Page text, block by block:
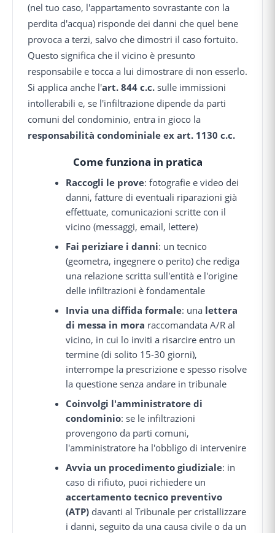
(nel tuo caso, l'appartamento sovrastante con la
perdita d'acqua) risponde dei danni che quel bene
provoca a terzi, salvo che dimostri il caso fortuito.
Questo significa che il vicino è presunto
responsabile e tocca a lui dimostrare di non esserlo.
Si applica anche l'art. 844 c.c. sulle immissioni
intollerabili e, se l'infiltrazione dipende da parti
comuni del condominio, entra in gioco la
responsabilità condominiale ex art. 1130 c.c.
Come funziona in pratica
Raccogli le prove: fotografie e video dei
danni, fatture di eventuali riparazioni già
effettuate, comunicazioni scritte con il
vicino (messaggi, email, lettere)
Fai periziare i danni: un tecnico
(geometra, ingegnere o perito) che rediga
una relazione scritta sull'entità e l'origine
delle infiltrazioni è fondamentale
Invia una diffida formale: una lettera
di messa in mora raccomandata A/R al
vicino, in cui lo inviti a risarcire entro un
termine (di solito 15-30 giorni),
interrompe la prescrizione e spesso risolve
la questione senza andare in tribunale
Coinvolgi l'amministratore di
condominio: se le infiltrazioni
provengono da parti comuni,
l'amministratore ha l'obbligo di intervenire
Avvia un procedimento giudiziale: in
caso di rifiuto, puoi richiedere un
accertamento tecnico preventivo
(ATP) davanti al Tribunale per cristallizzare
i danni, seguito da una causa civile o da un